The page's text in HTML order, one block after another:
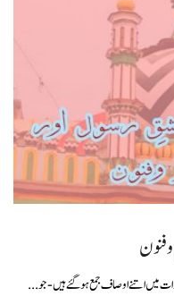
میں اتنے اوصاف جمع ہوگئے ہیں-جو...